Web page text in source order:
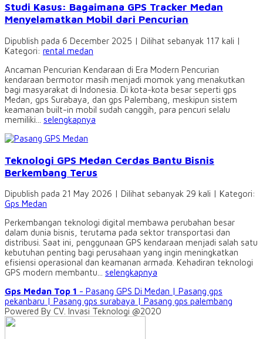
Studi Kasus: Bagaimana GPS Tracker Medan
Menyelamatkan Mobil dari Pencurian
Dipublish pada 6 December 2025 | Dilihat sebanyak 117 kali |
Kategori: rental medan
Ancaman Pencurian Kendaraan di Era Modern Pencurian
kendaraan bermotor masih menjadi momok yang menakutkan
bagi masyarakat di Indonesia. Di kota-kota besar seperti gps
Medan, gps Surabaya, dan gps Palembang, meskipun sistem
keamanan built-in mobil sudah canggih, para pencuri selalu
memiliki... selengkapnya
Teknologi GPS Medan Cerdas Bantu Bisnis
Berkembang Terus
Dipublish pada 21 May 2026 | Dilihat sebanyak 29 kali | Kategori:
Gps Medan
Perkembangan teknologi digital membawa perubahan besar
dalam dunia bisnis, terutama pada sektor transportasi dan
distribusi. Saat ini, penggunaan GPS kendaraan menjadi salah satu
kebutuhan penting bagi perusahaan yang ingin meningkatkan
efisiensi operasional dan keamanan armada. Kehadiran teknologi
GPS modern membantu... selengkapnya
Gps Medan Top 1 - Pasang GPS Di Medan | Pasang gps
pekanbaru | Pasang gps surabaya | Pasang gps palembang
Powered By CV. Invasi Teknologi @2020